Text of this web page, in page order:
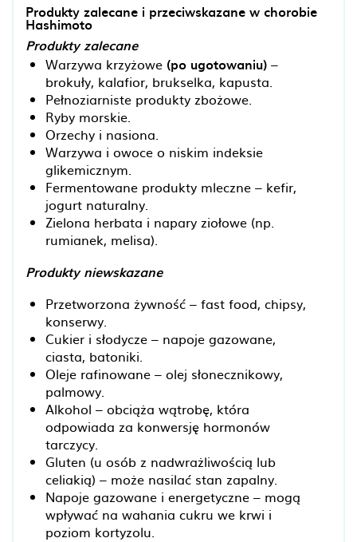
Produkty zalecane i przeciwskazane w chorobie
Hashimoto
Produkty zalecane
Warzywa krzyżowe (po ugotowaniu) –
brokuły, kalafior, brukselka, kapusta.
Pełnoziarniste produkty zbożowe.
Ryby morskie.
Orzechy i nasiona.
Warzywa i owoce o niskim indeksie
glikemicznym.
Fermentowane produkty mleczne – kefir,
jogurt naturalny.
Zielona herbata i napary ziołowe (np.
rumianek, melisa).
Produkty niewskazane
Przetworzona żywność – fast food, chipsy,
konserwy.
Cukier i słodycze – napoje gazowane,
ciasta, batoniki.
Oleje rafinowane – olej słonecznikowy,
palmowy.
Alkohol – obciąża wątrobę, która
odpowiada za konwersję hormonów
tarczycy.
Gluten (u osób z nadwrażliwością lub
celiakią) – może nasilać stan zapalny.
Napoje gazowane i energetyczne – mogą
wpływać na wahania cukru we krwi i
poziom kortyzolu.